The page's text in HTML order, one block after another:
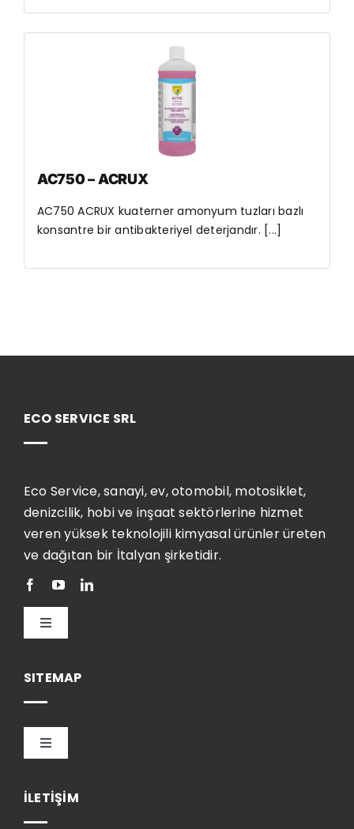
AC750 – ACRUX
AC750 ACRUX kuaterner amonyum tuzları bazlı
konsantre bir antibakteriyel deterjandır. [...]
ECO SERVICE SRL
Eco Service, sanayi, ev, otomobil, motosiklet,
denizcilik, hobi ve inşaat sektörlerine hizmet
veren yüksek teknolojili kimyasal ürünler üreten
ve dağıtan bir İtalyan şirketidir.
Toggle
SITEMAP
Toggle
İLETİŞİM